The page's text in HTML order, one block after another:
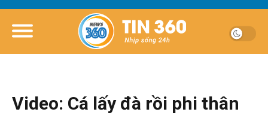
Video: Cá lấy đà rồi phi thân